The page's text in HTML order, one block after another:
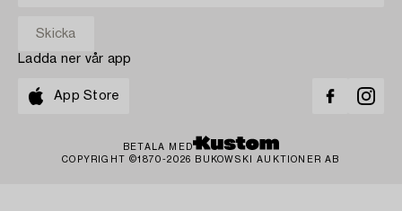
Ladda ner vår app
App Store
BETALA MED
COPYRIGHT ©1870-2026 BUKOWSKI AUKTIONER AB